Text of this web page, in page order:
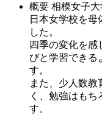
概要 相模女子大
日本女学校を母
した。
四季の変化を
びと学習できる
す。
また、少人数教
く、勉強はもち
す。